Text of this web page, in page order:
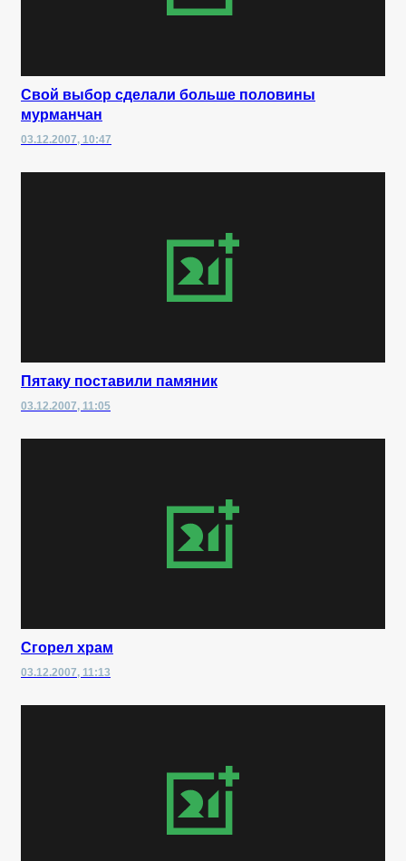
Свой выбор сделали больше половины
мурманчан
03.12.2007, 10:47
Пятаку поставили памяник
03.12.2007, 11:05
Сгорел храм
03.12.2007, 11:13